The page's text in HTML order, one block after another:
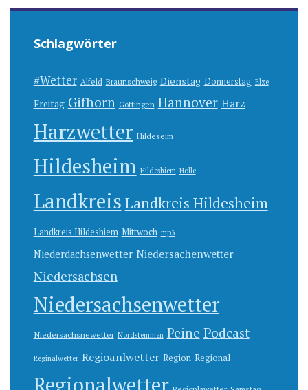
Schlagwörter
#Wetter Alfeld Braunschweig Dienstag Donnerstag Elze
Freitag Gifhorn Göttingen Hannover Harz
Harzwetter Hildeseim
Hildesheim Hildeshiem Holle
Landkreis Landkreis Hildesheim
Landkreis Hildeshiem Mittwoch mp3
Niederdachsenwetter Niedersachenwetter
Niedersachsen
Niedersachsenwetter
Niedersachsnewetter Nordstemmen Peine Podcast
Reginalwetter Regioanlwetter Region Regional
Regionalwetter